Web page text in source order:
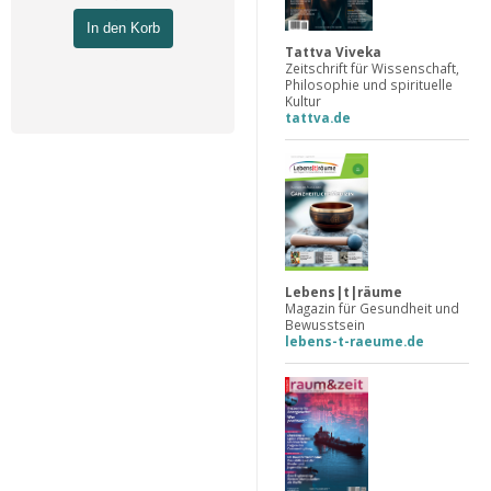
In den Korb
Tattva Viveka
Zeitschrift für Wissenschaft,
Philosophie und spirituelle
Kultur
tattva.de
Lebens|t|räume
Magazin für Gesundheit und
Bewusstsein
lebens-t-raeume.de